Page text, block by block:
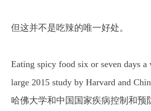
但这并不是吃辣的唯一好处。
Eating spicy food six or seven days
large 2015 study by Harvard and
哈佛大学和中国国家疾病控制和